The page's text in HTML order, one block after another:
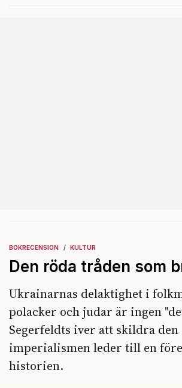
BOKRECENSION KULTUR
Den röda tråden som
Ukrainarnas delaktighet i
polacker och judar är ingen
Segerfeldts iver att skildra den
imperialismen leder till en
historien.